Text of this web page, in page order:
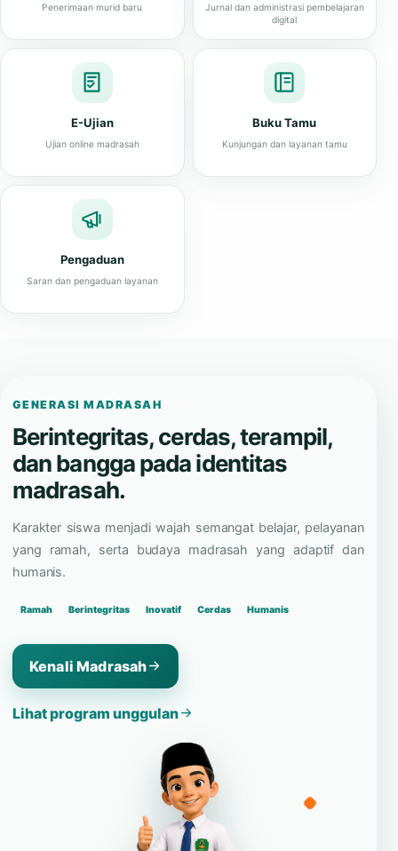
Penerimaan murid baru
Jurnal dan administrasi pembelajaran
digital
E-Ujian
Ujian online madrasah
Buku Tamu
Kunjungan dan layanan tamu
Pengaduan
Saran dan pengaduan layanan
GENERASI MADRASAH
Berintegritas, cerdas, terampil,
dan bangga pada identitas
madrasah.
Karakter siswa menjadi wajah semangat belajar, pelayanan
yang ramah, serta budaya madrasah yang adaptif dan
humanis.
Ramah Berintegritas Inovatif Cerdas Humanis
Kenali Madrasah
Lihat program unggulan